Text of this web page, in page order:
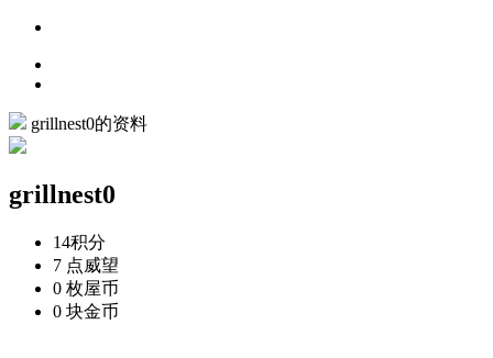
grillnest0的资料
grillnest0
14积分
7 点威望
0 枚屋币
0 块金币